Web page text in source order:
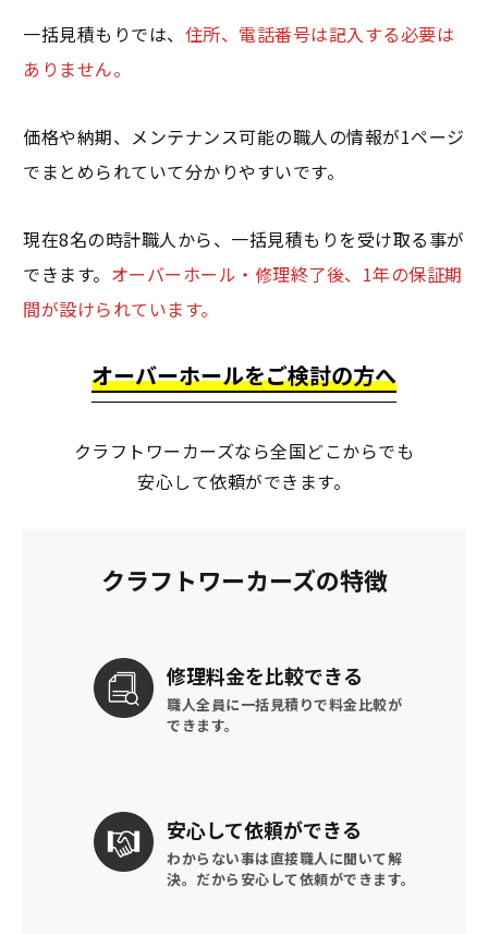
一括見積もりでは、 住所、電話番号は記入する必要は
ありません。
価格や納期、メンテナンス可能の職人の情報が1ページ
でまとめられていて分かりやすいです。
現在8名の時計職人から、一括見積もりを受け取る事が
できます。 オーバーホール・修理終了後、1年の保証期
間が設けられています。
オーバーホールをご検討の方へ
クラフトワーカーズなら全国どこからでも
安心して依頼ができます。
クラフトワーカーズの特徴
修理料金を比較できる
職人全員に一括見積りで料金比較が
できます。
安心して依頼ができる
わからない事は直接職人に聞いて解
決。 だから安心して依頼ができます。